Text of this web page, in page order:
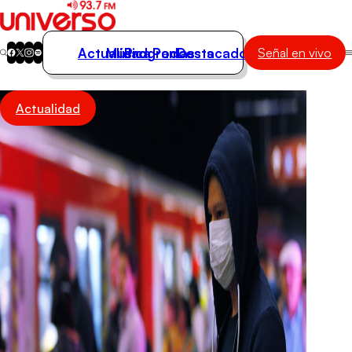
Actualidad
Música
Programas
Podcasts
Destacados
Actualidad
Música
Programas
Podcasts
Destacados Señal en vivo
Actualidad